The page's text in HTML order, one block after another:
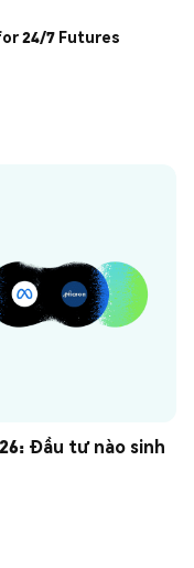
24/7 Futures
Đầu tư nào sinh